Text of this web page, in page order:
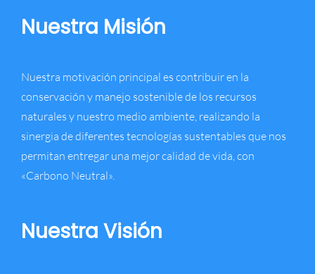
Nuestra Misión
Nuestra motivación principal es contribuir en la
conservación y manejo sostenible de los recursos
naturales y nuestro medio ambiente, realizando la
sinergia de diferentes tecnologías sustentables que nos
permitan entregar una mejor calidad de vida, con
«Carbono Neutral».
Nuestra Visión